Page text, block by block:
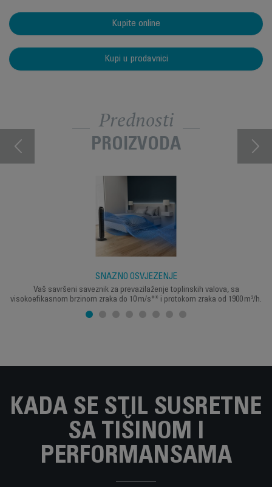
Kupite online
Kupi u prodavnici
Prednosti
PROIZVODA
SNAŽNO OSVJEŽENJE
Vaš savršeni saveznik za prevazilaženje toplinskih valova, sa
visokoefikasnom brzinom zraka do 10 m/s** i protokom zraka od 1900 m³/h.
KADA SE STIL SUSRETNE
SA TIŠINOM I
PERFORMANSAMA